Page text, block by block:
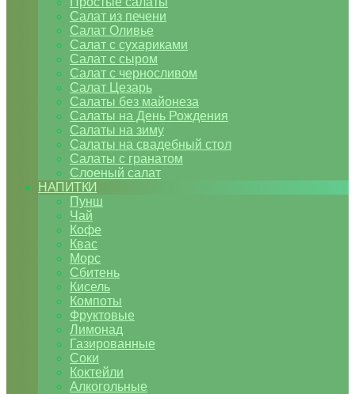
Салат из печени
Салат Оливье
Салат с сухариками
Салат с сыром
Салат с черносливом
Салат Цезарь
Салаты без майонеза
Салаты на День Рождения
Салаты на зиму
Салаты на свадебный стол
Салаты с гранатом
Слоеный салат
НАПИТКИ
Пунш
Чай
Кофе
Квас
Морс
Сбитень
Кисель
Компоты
Фруктовые
Лимонад
Газированные
Соки
Коктейли
Алкогольные